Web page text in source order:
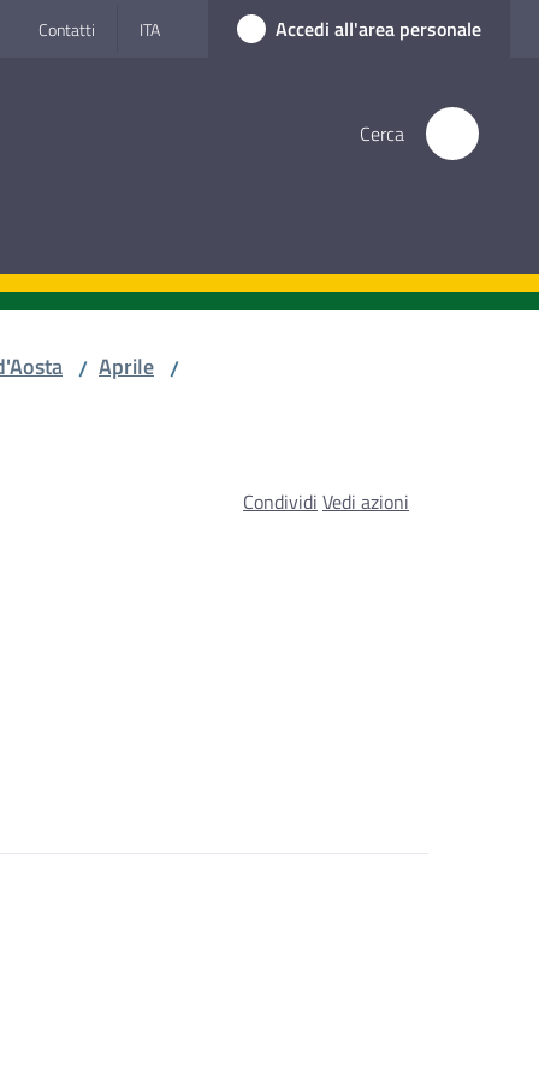
Contatti ITA Accedi all'area personale
Cerca
/ Aprile /
Condividi Vedi azioni